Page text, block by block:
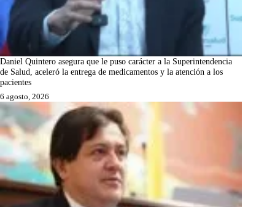
Daniel Quintero asegura que le puso carácter a la Superintendencia
de Salud, aceleró la entrega de medicamentos y la atención a los
pacientes
6 agosto, 2026